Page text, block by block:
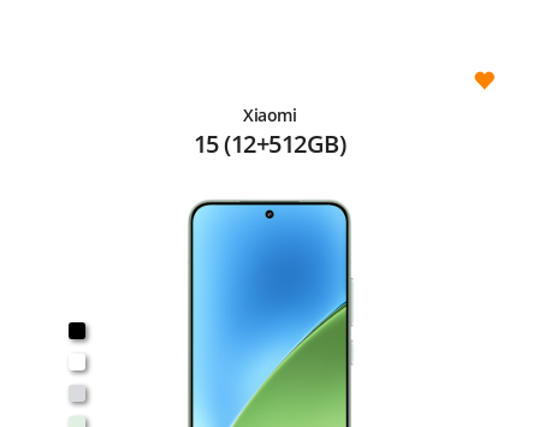
Xiaomi
15 (12+512GB)